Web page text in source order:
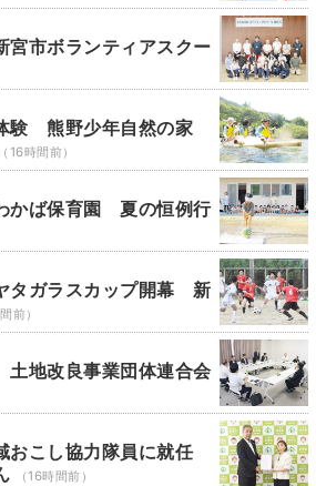
市ボランティアスクー
験 熊野少年自然の家
（16時間前）
かば保育園 夏の恒例行
タガラスカップ開幕 新
前）
地改良事業団体連合会
こし協力隊員に就任
（16時間前）